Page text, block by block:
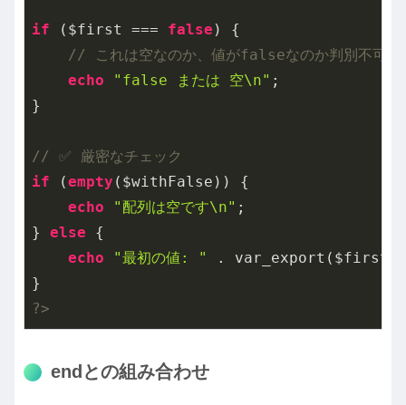
if ($first === false ) {
// これは空なのか、値がfalseなのか判別不可
echo
"false または 空\n" ;
}
// ✅ 厳密なチェック
if (empty ($withFalse)) {
echo
"配列は空です\n" ;
} else {
echo
"最初の値: "
. var_export($first,
?>
endとの組み合わせ